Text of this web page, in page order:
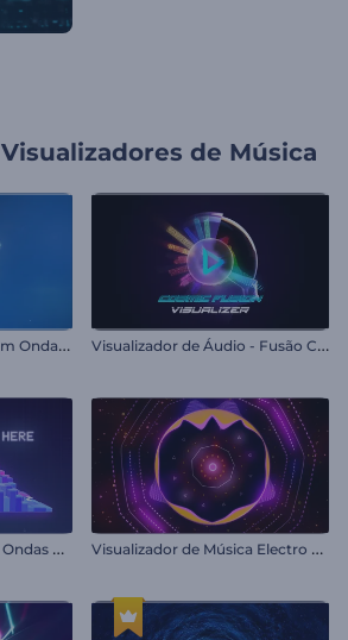
Visualizadores de Música
E
qualizador Circular com Ondas Sonoras V
isualizador de Áudio - Fusão Cósmica
V
isualizador de Áudio - Ondas Pixeladas V
isualizador de Música Electro House